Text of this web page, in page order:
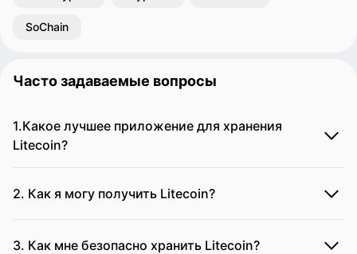
SoChain
Часто задаваемые вопросы
1.Какое лучшее приложение для хранения
Litecoin?
2. Как я могу получить Litecoin?
3. Как мне безопасно хранить Litecoin?